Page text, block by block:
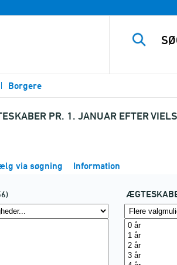
Borgere
PR. 1. JANUAR EFTER
via søgning Information